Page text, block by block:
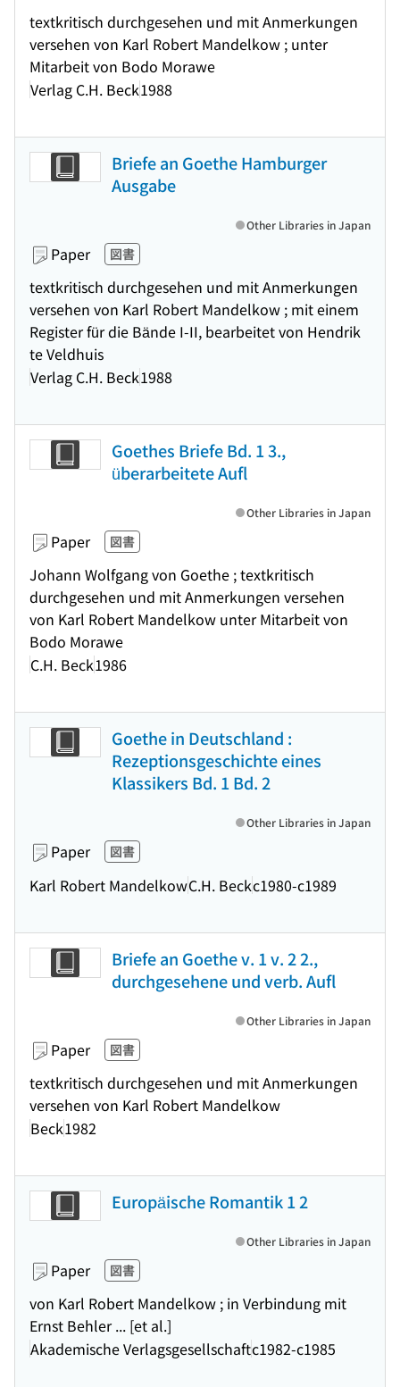
textkritisch durchgesehen und mit Anmerkungen
versehen von Karl Robert Mandelkow ; unter
Mitarbeit von Bodo Morawe
Verlag C.H. Beck1988
Briefe an Goethe Hamburger
Ausgabe
Paper 図書
textkritisch durchgesehen und mit Anmerkungen
versehen von Karl Robert Mandelkow ; mit einem
Register für die Bände I-II, bearbeitet von Hendrik
te Veldhuis
Verlag C.H. Beck1988
Other Libraries in Japan
Goethes Briefe Bd. 1 3.,
überarbeitete Aufl
Paper 図書
Johann Wolfgang von Goethe ; textkritisch
durchgesehen und mit Anmerkungen versehen
von Karl Robert Mandelkow unter Mitarbeit von
Bodo Morawe
C.H. Beck1986
Other Libraries in Japan
Goethe in Deutschland :
Rezeptionsgeschichte eines
Klassikers Bd. 1 Bd. 2
Paper 図書
Karl Robert MandelkowC.H. Beckc1980-c1989
Other Libraries in Japan
Briefe an Goethe v. 1 v. 2 2.,
durchgesehene und verb. Aufl
Paper 図書
textkritisch durchgesehen und mit Anmerkungen
versehen von Karl Robert Mandelkow
Beck1982
Other Libraries in Japan
Europäische Romantik 1 2
Paper 図書
von Karl Robert Mandelkow ; in Verbindung mit
Ernst Behler ... [et al.]
Akademische Verlagsgesellschaftc1982-c1985
Other Libraries in Japan